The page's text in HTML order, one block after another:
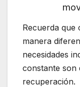
Recuerda que
manera
necesidades
constante son
recuperación.